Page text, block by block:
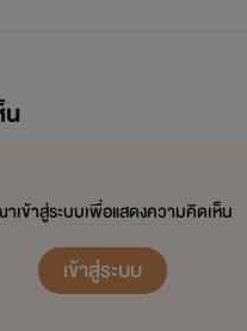
นิยายวาย) yuir และ y
เข้าสู่ระบบเพื่อแสดงความคิดเห็น
เข้าสู่ระบบ